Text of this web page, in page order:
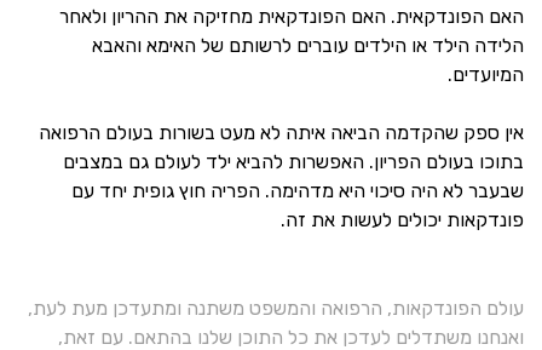
האם הפונדקאית. האם הפונדקאית מחזיקה את ההריון ולאחר
הלידה הילד או הילדים עוברים לרשותם של האימא והאבא
המיועדים.
אין ספק שהקדמה הביאה איתה לא מעט בשורות בעולם הרפואה
בתוכו בעולם הפריון. האפשרות להביא ילד לעולם גם במצבים
שבעבר לא היה סיכוי היא מדהימה. הפריה חוץ גופית יחד עם
פונדקאות יכולים לעשות את זה.
עולם הפונדקאות, הרפואה והמשפט משתנה ומתעדכן מעת לעת,
ואנחנו משתדלים לעדכן את כל התוכן שלנו בהתאם. עם זאת,